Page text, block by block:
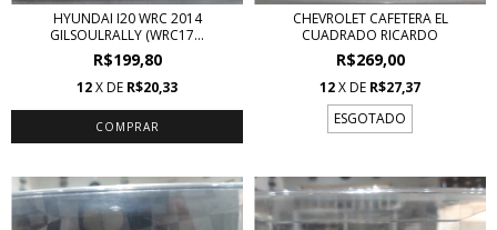
HYUNDAI I20 WRC 2014
GILSOULRALLY (WRC17...
R$199,80
12X DE R$20,33
CHEVROLET CAFETERA EL
CUADRADO RICARDO
R$269,00
12X DE R$27,37
ESGOTADO